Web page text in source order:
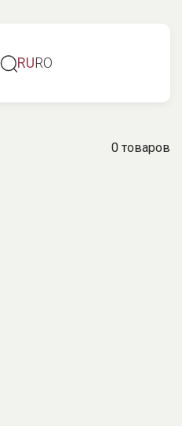
RURO
0 товаров